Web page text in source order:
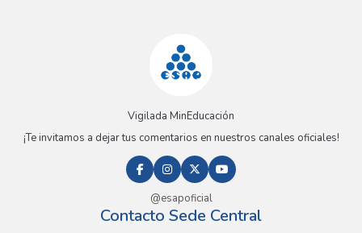
Vigilada MinEducación
¡Te invitamos a dejar tus comentarios en nuestros canales oficiales!
@esapoficial
Contacto Sede Central